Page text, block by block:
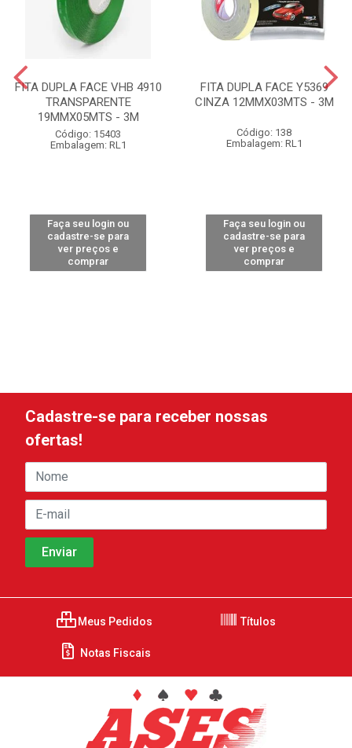
FITA DUPLA FACE VHB 4910
TRANSPARENTE
19MMX05MTS - 3M
Código: 15403
Embalagem: RL1
Faça seu login ou
cadastre-se para
ver preços e
comprar
FITA DUPLA FACE Y5369
CINZA 12MMX03MTS - 3M
Código: 138
Embalagem: RL1
Faça seu login ou
cadastre-se para
ver preços e
comprar
Cadastre-se para receber nossas
ofertas!
Meus Pedidos Títulos
Notas Fiscais